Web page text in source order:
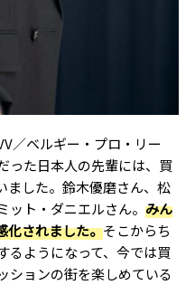
／ベルギー・プロ・リー
った日本人の先輩には、買
ました。鈴木優磨さん、松
ト・ダニエルさん。 みん
化されました。そこからち
るようになって、今では買
ションの街を楽しめている